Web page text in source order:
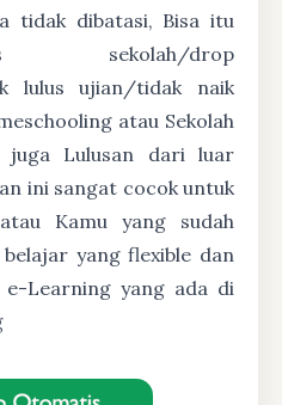
tidak dibatasi, Bisa itu
sekolah/drop
lulus ujian/tidak naik
atau Sekolah
juga Lulusan dari luar
ini sangat cocok untuk
Kamu yang sudah
yang flexible dan
Learning yang ada di